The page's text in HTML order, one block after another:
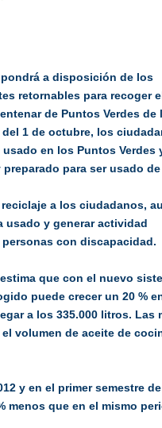
pondrá a disposición de los
retornables para recoger
de Puntos Verdes de
1 de octubre, los
en los Puntos Verdes
para ser usado
a los ciudadanos,
usado y generar actividad
con discapacidad.
que con el nuevo
puede crecer un 20 %
a los 335.000 litros. Las
volumen de aceite de
y en el primer semestre
menos que en el mismo